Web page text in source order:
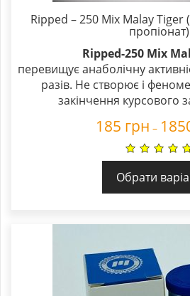
Ripped – 250 Mix Malay Tiger
пропіонат)
Ripped-250 Mix
перевищує анаболічну
разів. Не створює і
закінчення курсового
185 грн –
Обрати